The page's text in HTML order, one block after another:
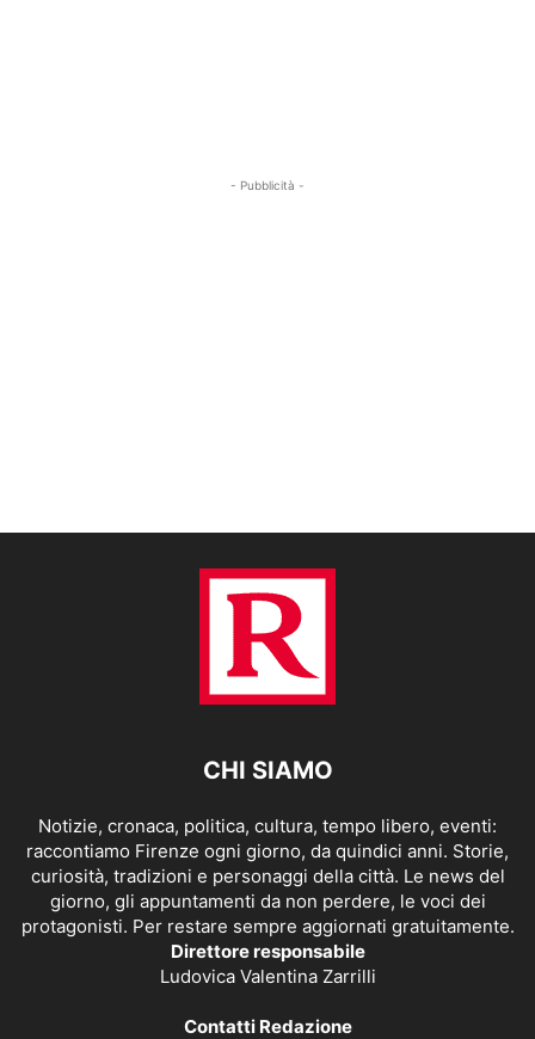
- Pubblicità -
CHI SIAMO
Notizie, cronaca, politica, cultura, tempo libero, eventi:
raccontiamo Firenze ogni giorno, da quindici anni. Storie,
curiosità, tradizioni e personaggi della città. Le news del
giorno, gli appuntamenti da non perdere, le voci dei
protagonisti. Per restare sempre aggiornati gratuitamente.
Direttore responsabile
Ludovica Valentina Zarrilli
Contatti Redazione